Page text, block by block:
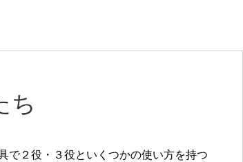
ち
で２役・３役といくつかの使い方を持つ